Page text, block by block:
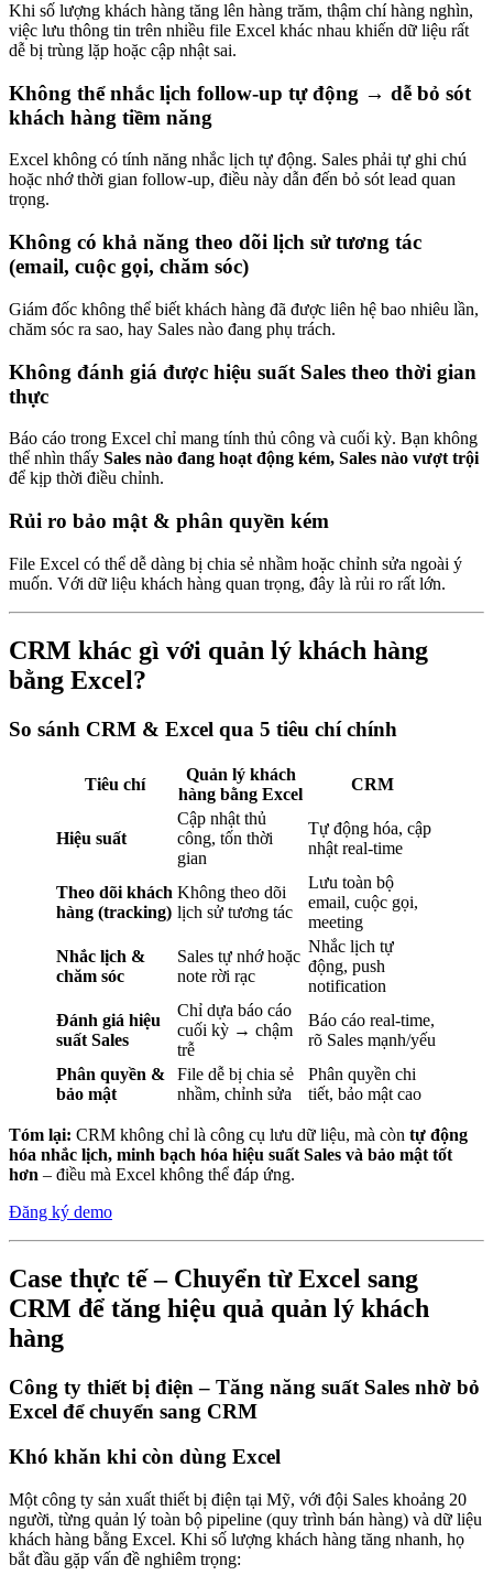
Khi số lượng khách hàng tăng lên hàng trăm, thậm chí hàng nghìn,
việc lưu thông tin trên nhiều file Excel khác nhau khiến dữ liệu rất
dễ bị trùng lặp hoặc cập nhật sai.
Không thể nhắc lịch follow-up tự động → dễ bỏ sót
khách hàng tiềm năng
Excel không có tính năng nhắc lịch tự động. Sales phải tự ghi chú
hoặc nhớ thời gian follow-up, điều này dẫn đến bỏ sót lead quan
trọng.
Không có khả năng theo dõi lịch sử tương tác
(email, cuộc gọi, chăm sóc)
Giám đốc không thể biết khách hàng đã được liên hệ bao nhiêu lần,
chăm sóc ra sao, hay Sales nào đang phụ trách.
Không đánh giá được hiệu suất Sales theo thời gian
thực
Báo cáo trong Excel chỉ mang tính thủ công và cuối kỳ. Bạn không
thể nhìn thấy Sales nào đang hoạt động kém, Sales nào vượt trội
để kịp thời điều chỉnh.
Rủi ro bảo mật & phân quyền kém
File Excel có thể dễ dàng bị chia sẻ nhầm hoặc chỉnh sửa ngoài ý
muốn. Với dữ liệu khách hàng quan trọng, đây là rủi ro rất lớn.
CRM khác gì với quản lý khách hàng
bằng Excel?
So sánh CRM & Excel qua 5 tiêu chí chính
Tiêu chí
Quản lý khách
hàng bằng Excel
CRM
Hiệu suất
Cập nhật thủ
công, tốn thời
gian
Tự động hóa, cập
nhật real-time
Theo dõi khách
hàng (tracking)
Không theo dõi
lịch sử tương tác
Lưu toàn bộ
email, cuộc gọi,
meeting
Nhắc lịch &
chăm sóc
Sales tự nhớ hoặc
note rời rạc
Nhắc lịch tự
động, push
notification
Đánh giá hiệu
suất Sales
Chỉ dựa báo cáo
cuối kỳ → chậm
trễ
Báo cáo real-time,
rõ Sales mạnh/yếu
Phân quyền &
bảo mật
File dễ bị chia sẻ
nhầm, chỉnh sửa
Phân quyền chi
tiết, bảo mật cao
Tóm lại: CRM không chỉ là công cụ lưu dữ liệu, mà còn tự động
hóa nhắc lịch, minh bạch hóa hiệu suất Sales và bảo mật tốt
hơn – điều mà Excel không thể đáp ứng.
Đăng ký demo
Case thực tế – Chuyển từ Excel sang
CRM để tăng hiệu quả quản lý khách
hàng
Công ty thiết bị điện – Tăng năng suất Sales nhờ bỏ
Excel để chuyển sang CRM
Khó khăn khi còn dùng Excel
Một công ty sản xuất thiết bị điện tại Mỹ, với đội Sales khoảng 20
người, từng quản lý toàn bộ pipeline (quy trình bán hàng) và dữ liệu
khách hàng bằng Excel. Khi số lượng khách hàng tăng nhanh, họ
bắt đầu gặp vấn đề nghiêm trọng: